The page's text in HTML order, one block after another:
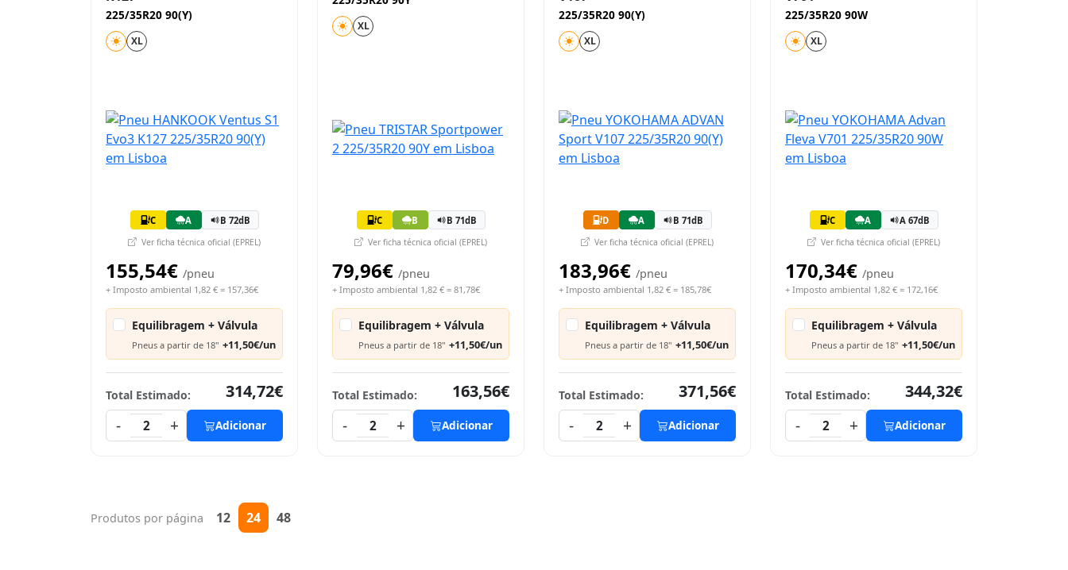
225/35R20 90(Y)
XL
C A B 72dB
Ver ficha técnica oficial (EPREL)
155,54€ /pneu
+ Imposto ambiental 1,82 € = 157,36€
Equilibragem + Válvula
Pneus a partir de 18" +11,50€/un
Total Estimado:
314,72€
-
2 + Adicionar
XL
C B B 71dB
Ver ficha técnica oficial (EPREL)
79,96€ /pneu
+ Imposto ambiental 1,82 € = 81,78€
Equilibragem + Válvula
Pneus a partir de 18" +11,50€/un
Total Estimado:
163,56€
-
2 + Adicionar
225/35R20 90(Y)
XL
D A B 71dB
Ver ficha técnica oficial (EPREL)
183,96€ /pneu
+ Imposto ambiental 1,82 € = 185,78€
Equilibragem + Válvula
Pneus a partir de 18" +11,50€/un
Total Estimado:
371,56€
-
2 + Adicionar
225/35R20 90W
XL
C A A 67dB
Ver ficha técnica oficial (EPREL)
170,34€ /pneu
+ Imposto ambiental 1,82 € = 172,16€
Equilibragem + Válvula
Pneus a partir de 18" +11,50€/un
Total Estimado:
344,32€
-
2 + Adicionar
Produtos por página 12 24 48